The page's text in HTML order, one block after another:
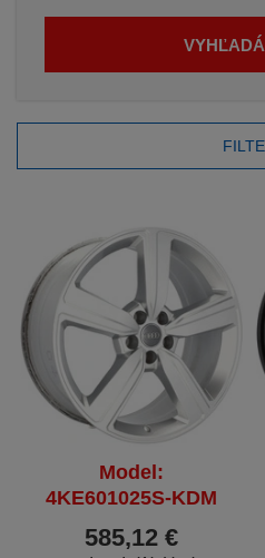
Model:
4KE601025S-KDM
585,12 €